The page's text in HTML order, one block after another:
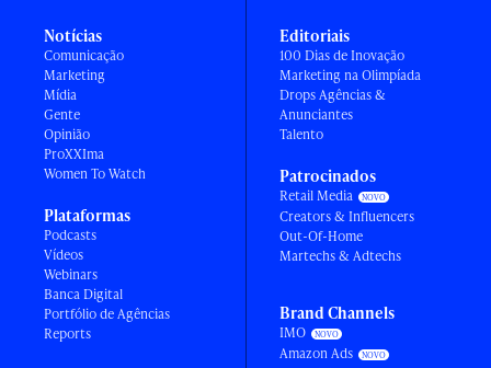
Notícias
Comunicação
Marketing
Mídia
Gente
Opinião
ProXXIma
Women To Watch
Plataformas
Podcasts
Vídeos
Webinars
Banca Digital
Portfólio de Agências
Reports
Editoriais
100 Dias de Inovação
Marketing na Olimpíada
Drops Agências &
Anunciantes
Talento
Patrocinados
Retail Media
Creators & Influencers
Out-Of-Home
Martechs & Adtechs
Brand Channels
IMO
Amazon Ads